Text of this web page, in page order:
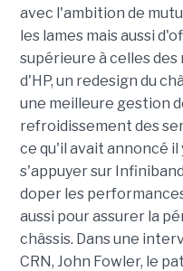
avec l'ambition de
les lames mais aussi
supérieure à celles des
d'HP, un redesign du
une meilleure gestion
refroidissement des
ce qu'il avait annoncé il
s'appuyer sur
doper les
aussi pour assurer la
châssis. Dans une
CRN, John Fowler, le